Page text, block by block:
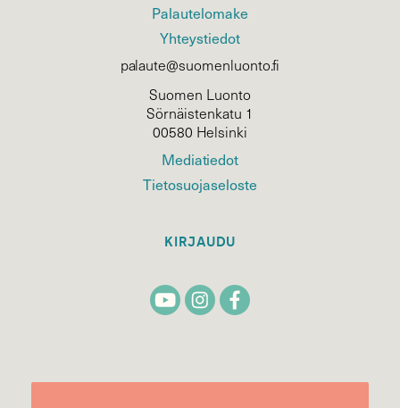
Palautelomake
Yhteystiedot
palaute@suomenluonto.fi
Suomen Luonto
Sörnäistenkatu 1
00580 Helsinki
Mediatiedot
Tietosuojaseloste
KIRJAUDU